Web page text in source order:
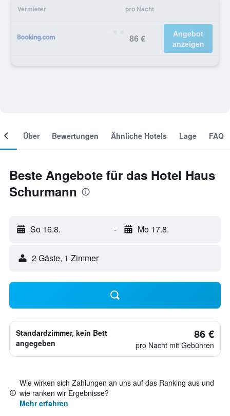
Vermieter pro Nacht
86 €
Angebot
anzeigen
Über Bewertungen Ähnliche Hotels Lage FAQ
Beste Angebote für das Hotel Haus
Schurmann
So 16.8. - Mo 17.8.
2 Gäste, 1 Zimmer
Standardzimmer, kein Bett
angegeben
86 €
pro Nacht mit Gebühren
Wie wirken sich Zahlungen an uns auf das Ranking aus und
wie ranken wir Ergebnisse?
Mehr erfahren